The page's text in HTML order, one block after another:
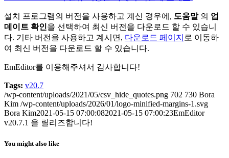
설치 프로그램의 버전을 사용하고 계신 경우에, 도움말의 업
데이트 확인을 선택하여 최신 버전을 다운로드 할 수 있습니
다. 기타 버전을 사용하고 계시면, 다운로드 페이지 로 이동하
여 최신 버전을 다운로드 할 수 있습니다.
EmEditor를 이용해주셔서 감사합니다!
Tags: v20.7
/wp-content/uploads/2021/05/csv_hide_quotes.png 702 730 Bora
Kim /wp-content/uploads/2026/01/logo-minified-margins-1.svg
Bora Kim2021-05-15 07:00:082021-05-15 07:00:23EmEditor
v20.7.1 을 릴리즈합니다!
You might also like